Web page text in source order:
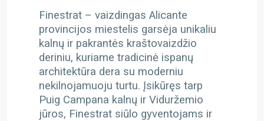
Finestrat – vaizdingas Alicante
provincijos miestelis garsėja unikaliu
kalnų ir pakrantės kraštovaizdžio
deriniu, kuriame tradicinė ispanų
architektūra dera su moderniu
nekilnojamuoju turtu. Įsikūręs tarp
Puig Campana kalnų ir Viduržemio
jūros, Finestrat siūlo gyventojams ir